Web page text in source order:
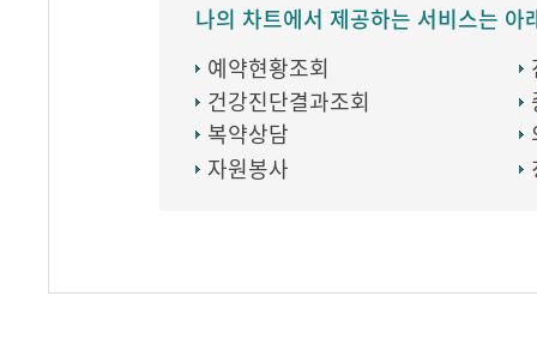
나의 차트에서 제공하는 서비스는 아
예약현황조회
건강진단결과조회
복약상담
자원봉사